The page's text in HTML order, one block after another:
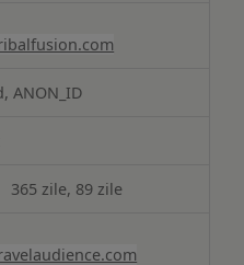
ANON_ID
365 zile, 89 zile